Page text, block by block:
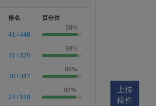
排名
百分位
41 / 448
90%
31 / 325
90%
38 / 342
89%
24 / 168
86%
上传
稿件